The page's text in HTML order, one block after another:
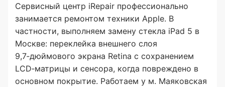
Сервисный центр iRepair профессионально
занимается ремонтом техники Apple. В
частности, выполняем замену стекла iPad 5 в
Москве: переклейка внешнего слоя
9,7‑дюймового экрана Retina с сохранением
LCD‑матрицы и сенсора, когда повреждено в
основном покрытие. Работаем у м. Маяковская